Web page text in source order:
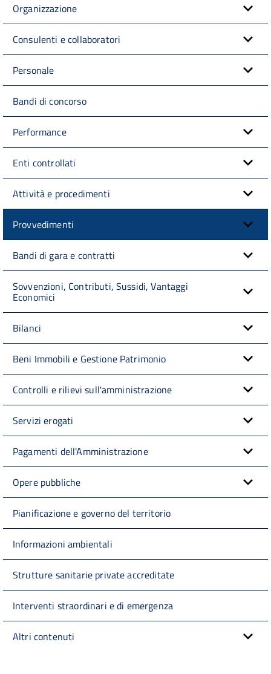
Organizzazione
Consulenti e collaboratori
Personale
Bandi di concorso
Performance
Enti controllati
Attività e procedimenti
Provvedimenti
Bandi di gara e contratti
Sovvenzioni, Contributi, Sussidi, Vantaggi
Economici
Bilanci
Beni Immobili e Gestione Patrimonio
Controlli e rilievi sull'amministrazione
Servizi erogati
Pagamenti dell'Amministrazione
Opere pubbliche
Pianificazione e governo del territorio
Informazioni ambientali
Strutture sanitarie private accreditate
Interventi straordinari e di emergenza
Altri contenuti